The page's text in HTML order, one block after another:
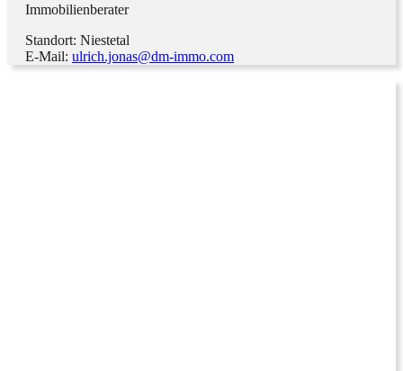
Immobilienberater
Standort: Niestetal
E-Mail: ulrich.jonas@dm-immo.com